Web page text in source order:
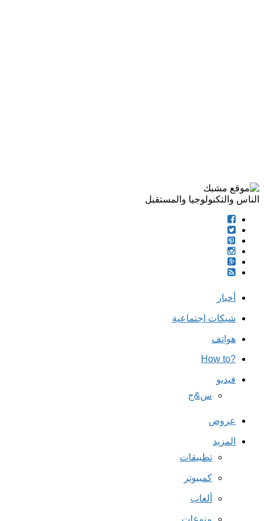
الناس والتكنولوجيا والمستقبل
أخبار
شبكات اجتماعية
هواتف
?How to
فيديو
س&ج
عروض
المزيد
تطبيقات
كمبيوتر
ألعاب
منوعات